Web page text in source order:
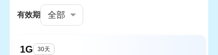
有效期 全部
1G 30天